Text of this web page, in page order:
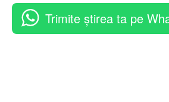
Trimite știrea ta pe